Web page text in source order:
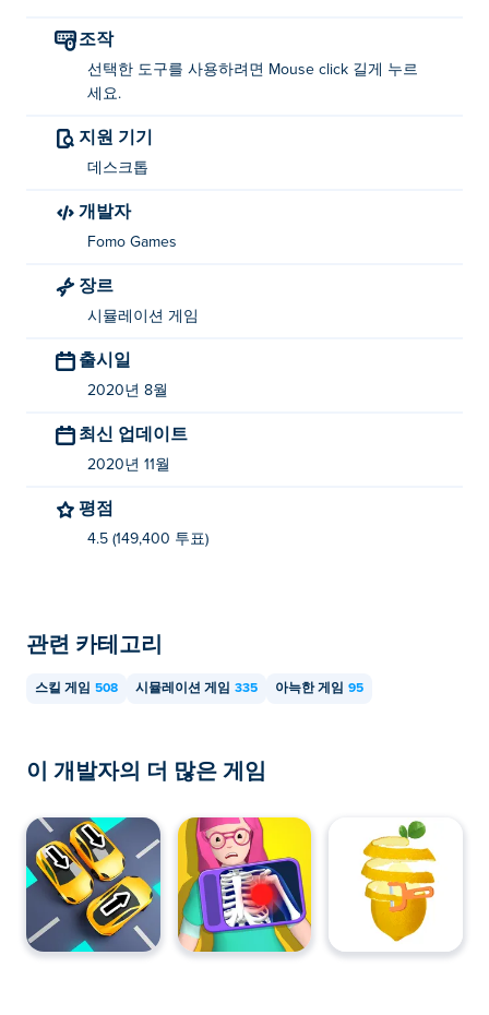
조작
선택한 도구를 사용하려면 Mouse click 길게 누르
세요.
지원 기기
데스크톱
개발자
Fomo Games
장르
시뮬레이션 게임
출시일
2020년 8월
최신 업데이트
2020년 11월
평점
4.5 (149,400 투표)
관련 카테고리
스킬 게임 508 시뮬레이션 게임 335 아늑한 게임 95
이 개발자의 더 많은 게임